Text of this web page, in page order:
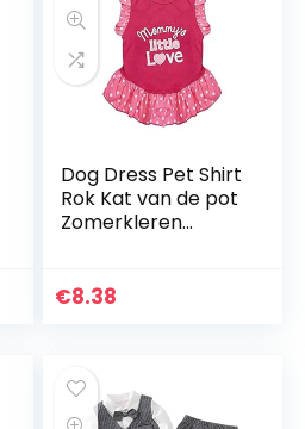
Dog Dress Pet Shirt
Rok Kat van de pot
Zomerkleren
katten Rose Red M
€8.38